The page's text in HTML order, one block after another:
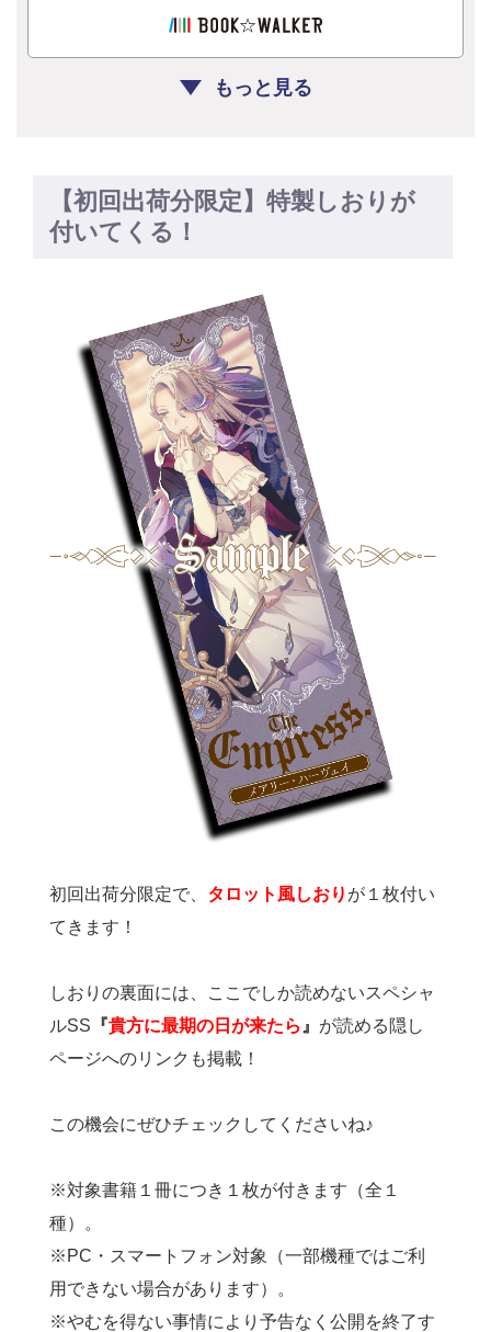
もっと見る
【初回出荷分限定】特製しおりが
付いてくる！
初回出荷分限定で、 タロット風しおり が１枚付い
てきます！
しおりの裏面には、ここでしか読めないスペシャ
ルSS 『貴方に最期の日が来たら 』 が読める隠し
ページへのリンクも掲載！
この機会にぜひチェックしてくださいね♪
※対象書籍１冊につき１枚が付きます（全１
種）。
※PC・スマートフォン対象（一部機種ではご利
用できない場合があります）。
※やむを得ない事情により予告なく公開を終了す